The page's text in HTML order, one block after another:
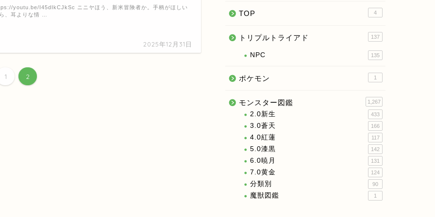
2025年12月31日
youtu.be/I45dIkCJkSc ニニヤほう、新米冒険者か。手柄がほしい
、耳よりな情 …
1 2
TOP 4
トリプルトライアド 137
NPC 135
ポケモン 1
モンスター図鑑 1,267
2.0新生 433
3.0蒼天 166
4.0紅蓮 117
5.0漆黒 142
6.0暁月 131
7.0黄金 124
分類別 90
魔獣図鑑 1